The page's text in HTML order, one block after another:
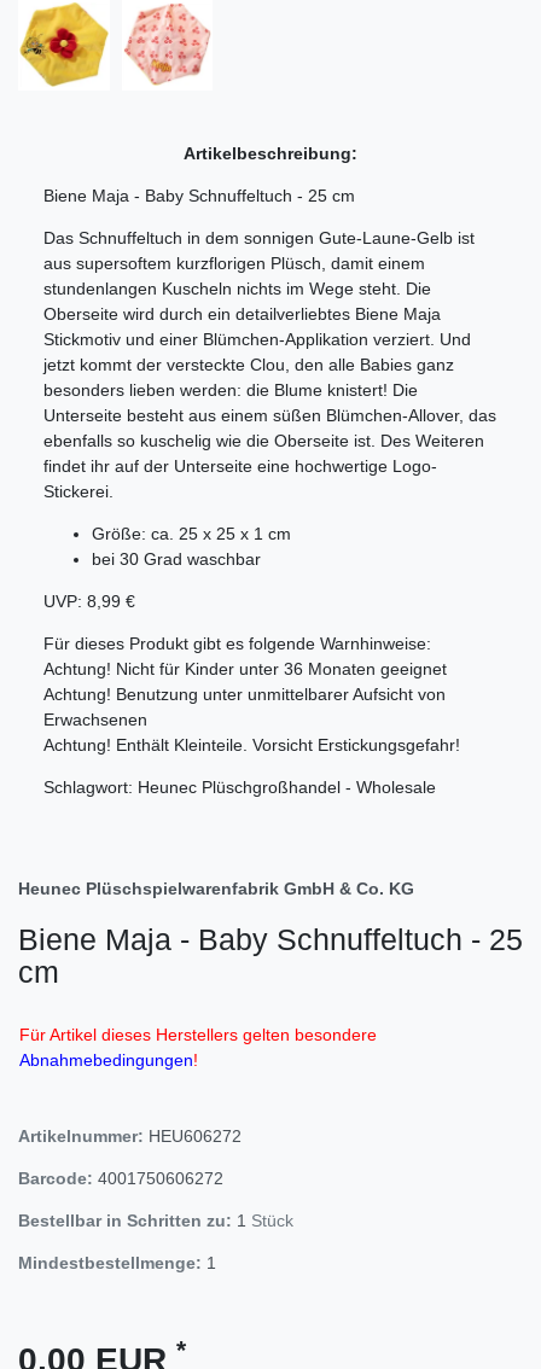
Artikelbeschreibung:
Biene Maja - Baby Schnuffeltuch - 25 cm
Das Schnuffeltuch in dem sonnigen Gute-Laune-Gelb ist
aus supersoftem kurzflorigen Plüsch, damit einem
stundenlangen Kuscheln nichts im Wege steht. Die
Oberseite wird durch ein detailverliebtes Biene Maja
Stickmotiv und einer Blümchen-Applikation verziert. Und
jetzt kommt der versteckte Clou, den alle Babies ganz
besonders lieben werden: die Blume knistert! Die
Unterseite besteht aus einem süßen Blümchen-Allover, das
ebenfalls so kuschelig wie die Oberseite ist. Des Weiteren
findet ihr auf der Unterseite eine hochwertige Logo-
Stickerei.
Größe: ca. 25 x 25 x 1 cm
bei 30 Grad waschbar
UVP: 8,99 €
Für dieses Produkt gibt es folgende Warnhinweise:
Achtung! Nicht für Kinder unter 36 Monaten geeignet
Achtung! Benutzung unter unmittelbarer Aufsicht von
Erwachsenen
Achtung! Enthält Kleinteile. Vorsicht Erstickungsgefahr!
Schlagwort: Heunec Plüschgroßhandel - Wholesale
Heunec Plüschspielwarenfabrik GmbH & Co. KG
Biene Maja - Baby Schnuffeltuch - 25
cm
Für Artikel dieses Herstellers gelten besondere
Abnahmebedingungen!
Artikelnummer: HEU606272
Barcode: 4001750606272
Bestellbar in Schritten zu: 1 Stück
Mindestbestellmenge: 1
0,00 EUR *